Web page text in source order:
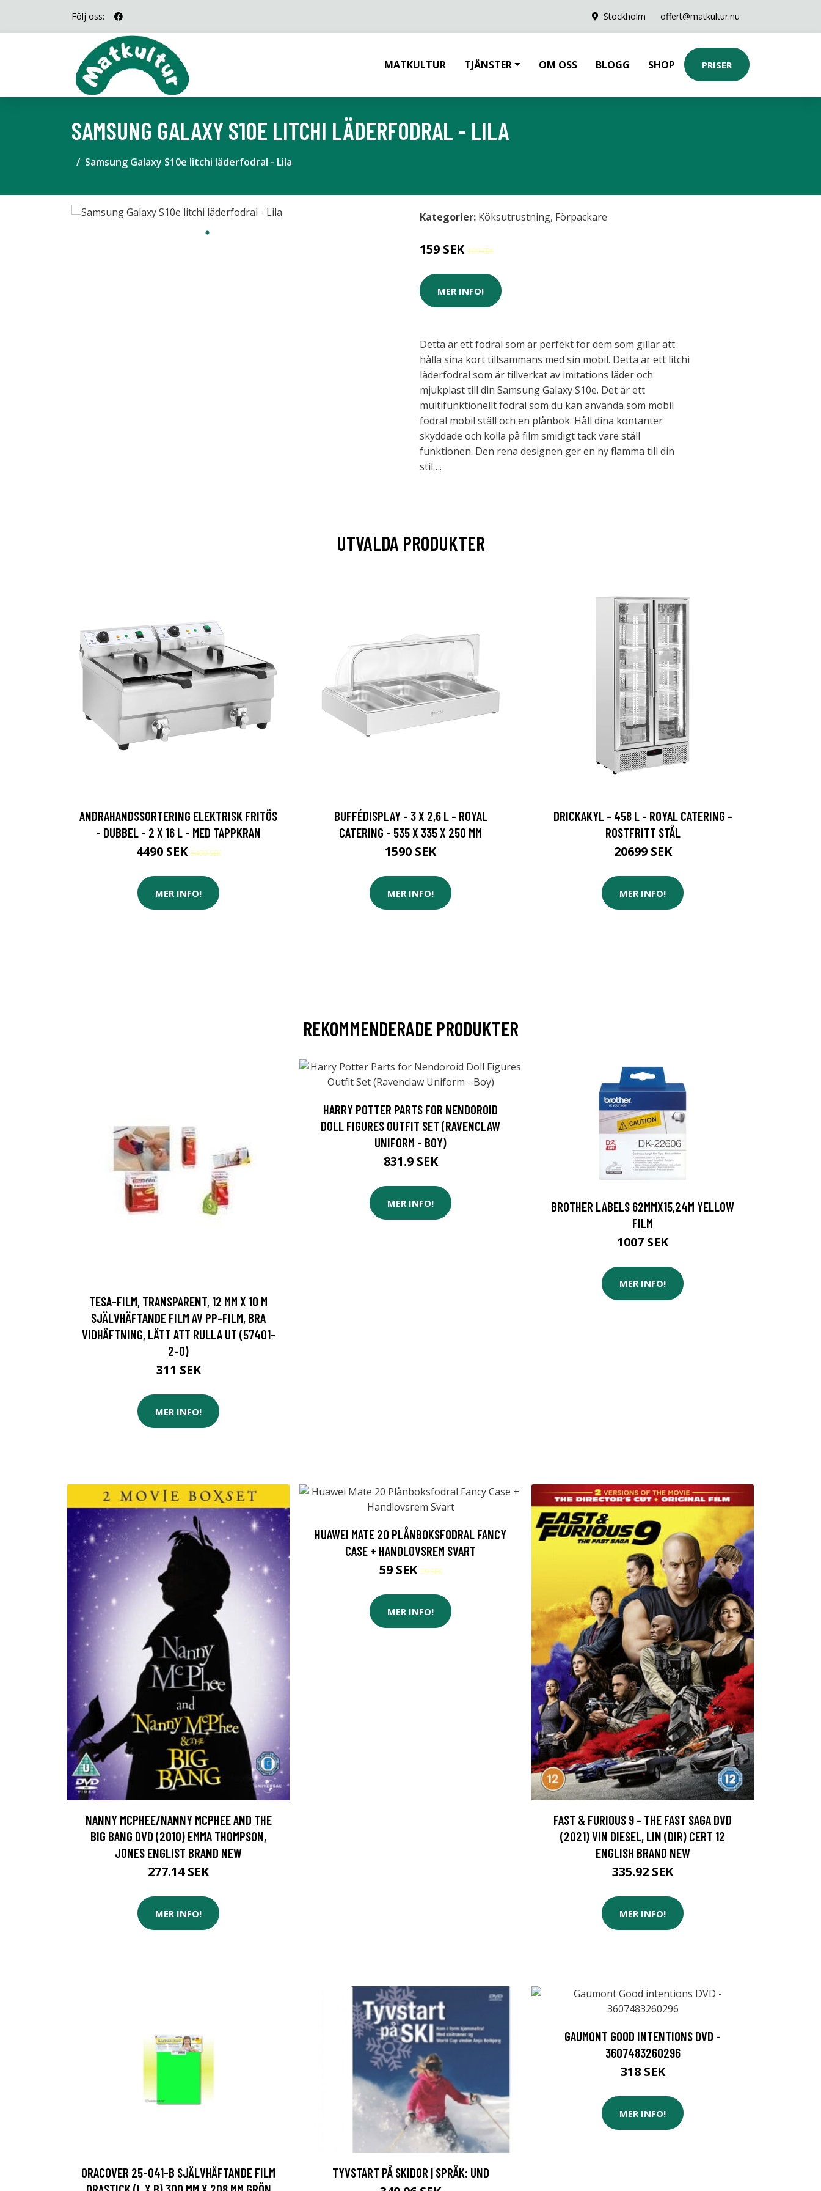
Följ oss: Stockholm offert@matkultur.nu
MATKULTUR TJÄNSTER OM OSS BLOGG SHOP PRISER
SAMSUNG GALAXY S10E LITCHI LÄDERFODRAL - LILA
Samsung Galaxy S10e litchi läderfodral - Lila
Kategorier: Köksutrustning, Förpackare
159 SEK 199 SEK
MER INFO!
Detta är ett fodral som är perfekt för dem som gillar att
hålla sina kort tillsammans med sin mobil. Detta är ett litchi
läderfodral som är tillverkat av imitations läder och
mjukplast till din Samsung Galaxy S10e. Det är ett
multifunktionellt fodral som du kan använda som mobil
fodral mobil ställ och en plånbok. Håll dina kontanter
skyddade och kolla på film smidigt tack vare ställ
funktionen. Den rena designen ger en ny flamma till din
stil….
UTVALDA PRODUKTER
ANDRAHANDSSORTERING ELEKTRISK FRITÖS
- DUBBEL - 2 X 16 L - MED TAPPKRAN
4490 SEK5499 SEK
MER INFO!
BUFFÉDISPLAY - 3 X 2,6 L - ROYAL
CATERING - 535 X 335 X 250 MM
1590 SEK
MER INFO!
DRICKAKYL - 458 L - ROYAL CATERING -
ROSTFRITT STÅL
20699 SEK
MER INFO!
REKOMMENDERADE PRODUKTER
TESA-FILM, TRANSPARENT, 12 MM X 10 M
SJÄLVHÄFTANDE FILM AV PP-FILM, BRA
VIDHÄFTNING, LÄTT ATT RULLA UT (57401-
2-0)
311 SEK
MER INFO!
HARRY POTTER PARTS FOR NENDOROID
DOLL FIGURES OUTFIT SET (RAVENCLAW
UNIFORM - BOY)
831.9 SEK
MER INFO!
BROTHER LABELS 62MMX15,24M YELLOW
FILM
1007 SEK
MER INFO!
NANNY MCPHEE/NANNY MCPHEE AND THE
BIG BANG DVD (2010) EMMA THOMPSON,
JONES ENGLIST BRAND NEW
277.14 SEK
MER INFO!
HUAWEI MATE 20 PLÅNBOKSFODRAL FANCY
CASE + HANDLOVSREM SVART
59 SEK79 SEK
MER INFO!
FAST & FURIOUS 9 - THE FAST SAGA DVD
(2021) VIN DIESEL, LIN (DIR) CERT 12
ENGLISH BRAND NEW
335.92 SEK
MER INFO!
ORACOVER 25-041-B SJÄLVHÄFTANDE FILM
TYVSTART PÅ SKIDOR | SPRÅK: UND
GAUMONT GOOD INTENTIONS DVD -
3607483260296
318 SEK
MER INFO!